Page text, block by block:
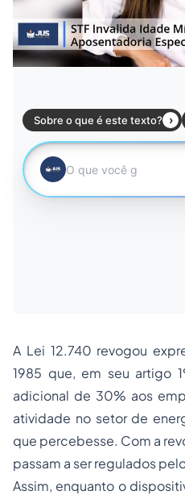
A Lei 12.740 revogou
1985 que, em seu artigo
adicional de 30% aos
atividade no setor de
que percebesse. Com a
passam a ser regulados
Assim, enquanto o